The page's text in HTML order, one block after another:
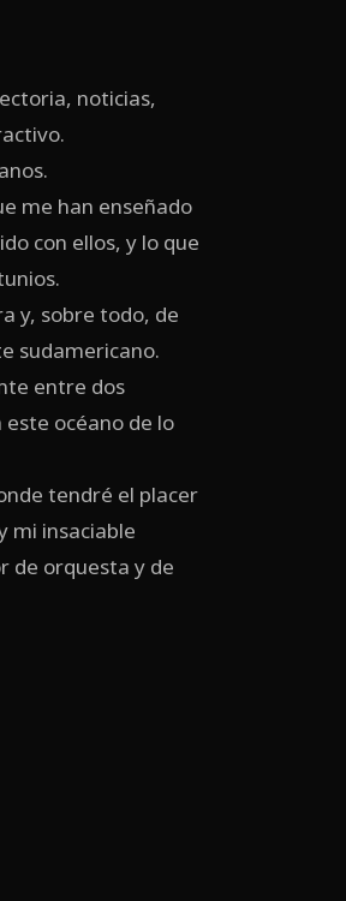
noticias,
me han enseñado
con ellos, y lo que
y, sobre todo, de
sudamericano.
entre dos
océano de lo
tendré el placer
mi insaciable
de orquesta y de